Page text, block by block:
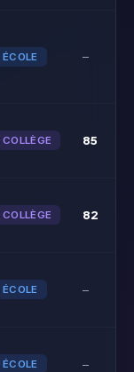
ÉCOLE –
COLLÈGE 85
COLLÈGE 82
ÉCOLE –
ÉCOLE –